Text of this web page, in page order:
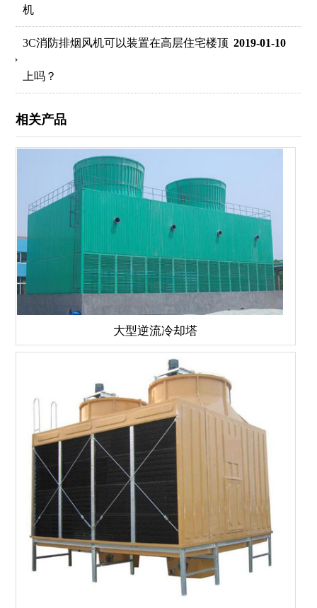
机
2019-01-10
3C消防排烟风机可以装置在高层住宅楼顶
上吗？
相关产品
大型逆流冷却塔